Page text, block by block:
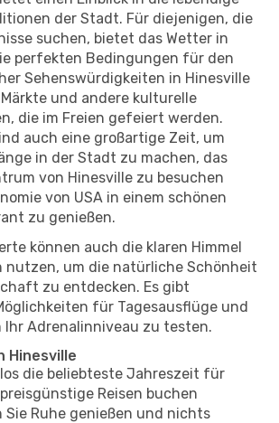
der Stadt. Für diejenigen, die
suchen, bietet das Wetter in
perfekten Bedingungen für den
Sehenswürdigkeiten in Hinesville
und andere kulturelle
die im Freien gefeiert werden.
auch eine großartige Zeit, um
in der Stadt zu machen, das
von Hinesville zu besuchen
von USA in einem schönen
zu genießen.
können auch die klaren Himmel
nutzen, um die natürliche Schönheit
zu entdecken. Es gibt
für Tagesausflüge und
Adrenalinniveau zu testen.
Hinesville
die beliebteste Jahreszeit für
Reisen buchen
Sie Ruhe genießen und nichts